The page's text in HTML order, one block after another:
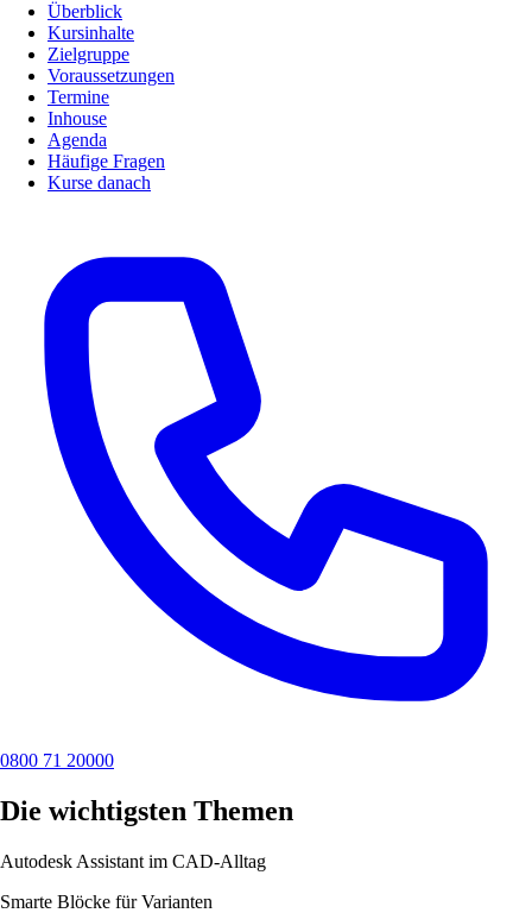
Überblick
Kursinhalte
Zielgruppe
Voraussetzungen
Termine
Inhouse
Agenda
Häufige Fragen
Kurse danach
0800 71 20000
Die wichtigsten Themen
Autodesk Assistant im CAD-Alltag
Smarte Blöcke für Varianten